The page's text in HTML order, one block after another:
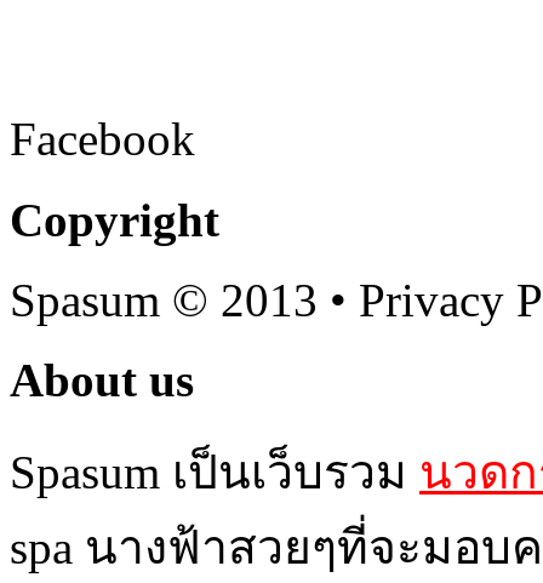
Facebook
Copyright
Spasum © 2013 • Privacy
About us
Spasum เป็นเว็บรวม นวด
spa นางฟ้าสวยๆที่จะมอ